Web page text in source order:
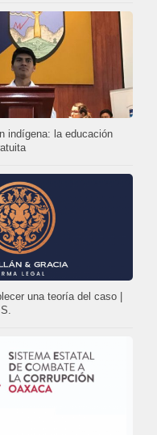
indígena: la educación
una teoría del caso |